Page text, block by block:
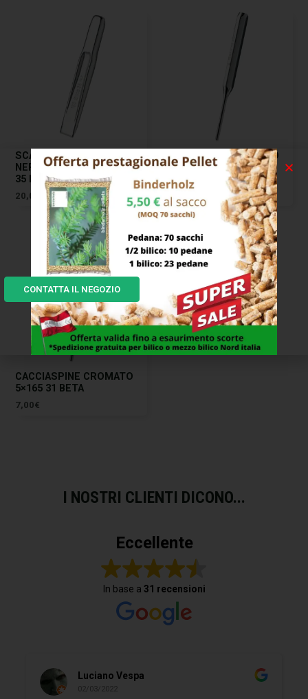
SCALPELLO METALLO
NERVATO TAGLIO 23×200
35 BETA
20,00
CACCIASPINE CROMATO
4×145 31 BETA
7,00€
CACCIASPINE CROMATO
5×165 31 BETA
7,00€
I NOSTRI CLIENTI DICONO...
Eccellente
In base a 31 recensioni
Luciano Vespa
02/03/2022
CONTATTA IL NEGOZIO